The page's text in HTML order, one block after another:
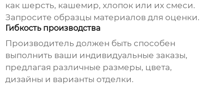
как шерсть, кашемир, хлопок или их смеси.
Запросите образцы материалов для оценки.
Гибкость производства
Производитель должен быть способен
выполнить ваши индивидуальные заказы,
предлагая различные размеры, цвета,
дизайны и варианты отделки.